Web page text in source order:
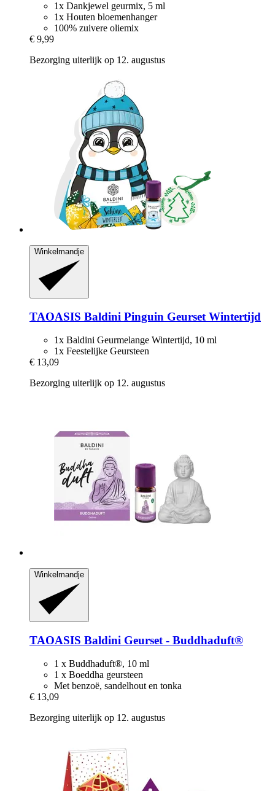
1x Dankjewel geurmix, 5 ml
1x Houten bloemenhanger
100% zuivere oliemix
€ 9,99
Bezorging uiterlijk op 12. augustus
Winkelmandje
TAOASIS Baldini Pinguin Geurset Wintertijd
1x Baldini Geurmelange Wintertijd, 10 ml
1x Feestelijke Geursteen
€ 13,09
Bezorging uiterlijk op 12. augustus
Winkelmandje
TAOASIS Baldini Geurset -​ Buddhaduft®
1 x Buddhaduft®, 10 ml
1 x Boeddha geursteen
Met benzoë, sandelhout en tonka
€ 13,09
Bezorging uiterlijk op 12. augustus